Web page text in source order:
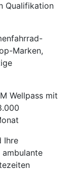
Qualifikation
Marken,
Wellpass mit
Ihre